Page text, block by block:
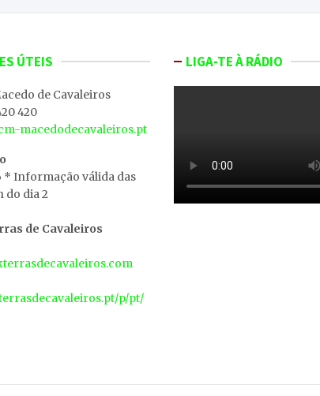
ÚTEIS
de Cavaleiros
420
macedodecavaleiros.pt
* Informação válida das
do dia 2
de Cavaleiros
p/pt/
LIGA-TE À RÁDIO